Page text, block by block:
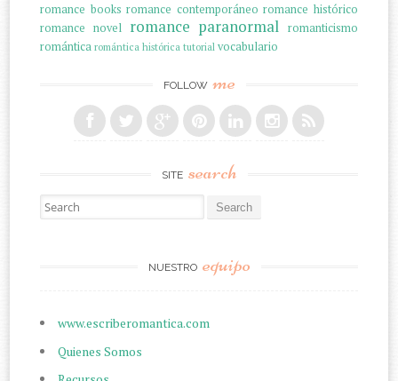
romance books romance contemporáneo romance histórico
romance novel romance paranormal romanticismo
romántica romántica histórica tutorial vocabulario
FOLLOW me
SITE search
Search for:
NUESTRO equipo
www.escriberomantica.com
Quienes Somos